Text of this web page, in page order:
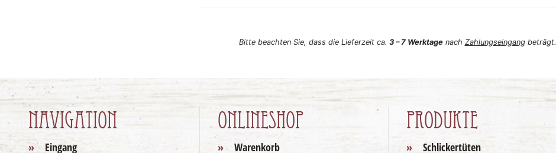
Bitte beachten Sie, dass die Lieferzeit ca. 3 – 7 Werktagenach Zahlungseingangbeträgt.
Navigation
Eingang
Onlineshop
Warenkorb
Produkte
Schlickertüten